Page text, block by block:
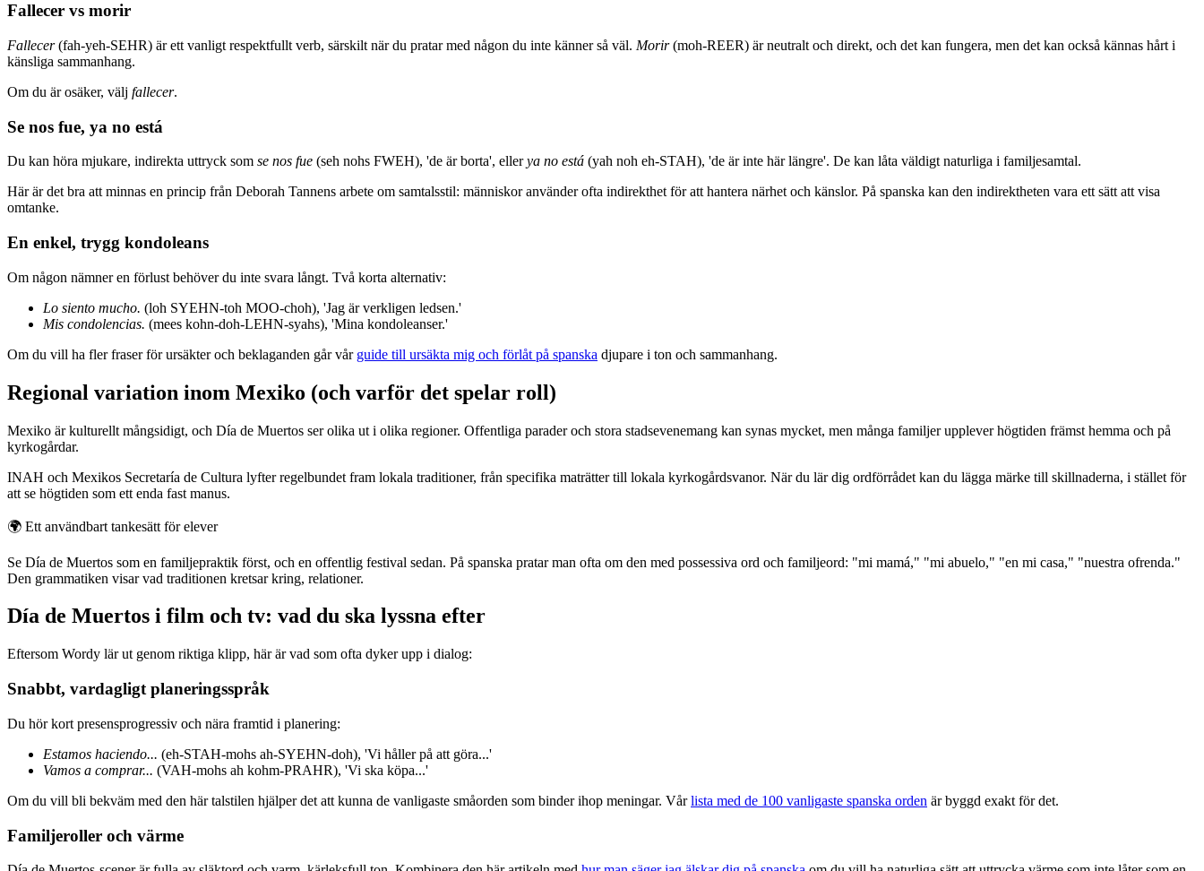
Fallecer vs morir
Fallecer(fah-yeh-SEHR) är ett vanligt respektfullt verb, särskilt när du pratar med någon du inte känner så väl. Morir(moh-REER) är neutralt och direkt, och det kan fungera, men det kan också kännas hårt i
känsliga sammanhang.
Om du är osäker, välj fallecer.
Se nos fue, ya no está
Du kan höra mjukare, indirekta uttryck som se nos fue (seh nohs FWEH), 'de är borta', ellerya no está (yah noh eh-STAH), 'de är inte här längre'. De kan låta väldigt naturliga i familjesamtal.
Här är det bra att minnas en princip från Deborah Tannens arbete om samtalsstil: människor använder ofta indirekthet för att hantera närhet och känslor. På spanska kan den indirektheten vara ett sätt att visa
omtanke.
En enkel, trygg kondoleans
Om någon nämner en förlust behöver du inte svara långt. Två korta alternativ:
Lo siento mucho. (loh SYEHN-toh MOO-choh), 'Jag är verkligen ledsen.'
Mis condolencias. (mees kohn-doh-LEHN-syahs), 'Mina kondoleanser.'
Om du vill ha fler fraser för ursäkter och beklaganden går vår guide till ursäkta mig och förlåt på spanska djupare i ton och sammanhang.
Regional variation inom Mexiko (och varför det spelar roll)
Mexiko är kulturellt mångsidigt, och Día de Muertos ser olika ut i olika regioner. Offentliga parader och stora stadsevenemang kan synas mycket, men många familjer upplever högtiden främst hemma och på
kyrkogårdar.
INAH och Mexikos Secretaría de Cultura lyfter regelbundet fram lokala traditioner, från specifika maträtter till lokala kyrkogårdsvanor. När du lär dig ordförrådet kan du lägga märke till skillnaderna, i stället för
att se högtiden som ett enda fast manus.
🌍 Ett användbart tankesätt för elever
Se Día de Muertos som en familjepraktik först, och en offentlig festival sedan. På spanska pratar man ofta om den med possessiva ord och familjeord: "mi mamá," "mi abuelo," "en mi casa," "nuestra ofrenda."
Den grammatiken visar vad traditionen kretsar kring, relationer.
Día de Muertos i film och tv: vad du ska lyssna efter
Eftersom Wordy lär ut genom riktiga klipp, här är vad som ofta dyker upp i dialog:
Snabbt, vardagligt planeringsspråk
Du hör kort presensprogressiv och nära framtid i planering:
Estamos haciendo... (eh-STAH-mohs ah-SYEHN-doh), 'Vi håller på att göra...'
Vamos a comprar... (VAH-mohs ah kohm-PRAHR), 'Vi ska köpa...'
Om du vill bli bekväm med den här talstilen hjälper det att kunna de vanligaste småorden som binder ihop meningar. Vårlista med de 100 vanligaste spanska orden är byggd exakt för det.
Familjeroller och värme